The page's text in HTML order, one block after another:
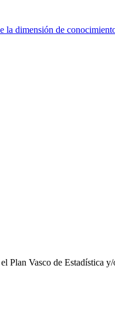
la dimensión de
Plan Vasco de Estadística